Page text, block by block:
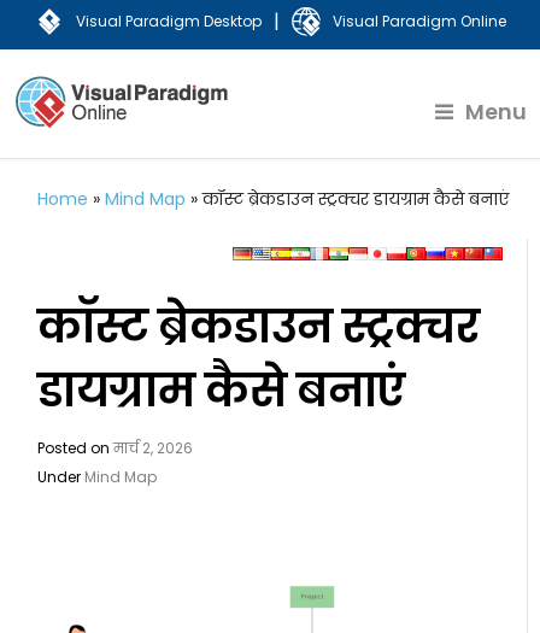
Visual Paradigm Desktop | Visual Paradigm Online
Menu
Home »Mind Map »कॉस्ट ब्रेकडाउन स्ट्रक्चर डायग्राम कैसे बनाएं
कॉस्ट ब्रेकडाउन स्ट्रक्चर
डायग्राम कैसे बनाएं
Posted onमार्च 2, 2026
Under Mind Map